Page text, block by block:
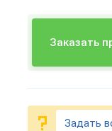
Заказать
Задать